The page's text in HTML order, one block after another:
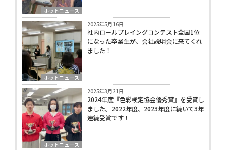
ホットニュース
ホットニュース
2025年5月16日
社内ロールプレイングコンテスト全国1位
になった卒業生が、会社説明会に来てくれ
ました！
ホットニュース
2025年3月21日
2024年度『色彩検定協会優秀賞』を受賞し
ました。2022年度、2023年度に続いて3年
連続受賞です！